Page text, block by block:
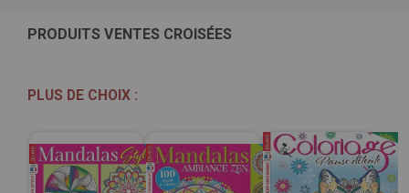
PRODUITS VENTES CROISÉES
PLUS DE CHOIX :